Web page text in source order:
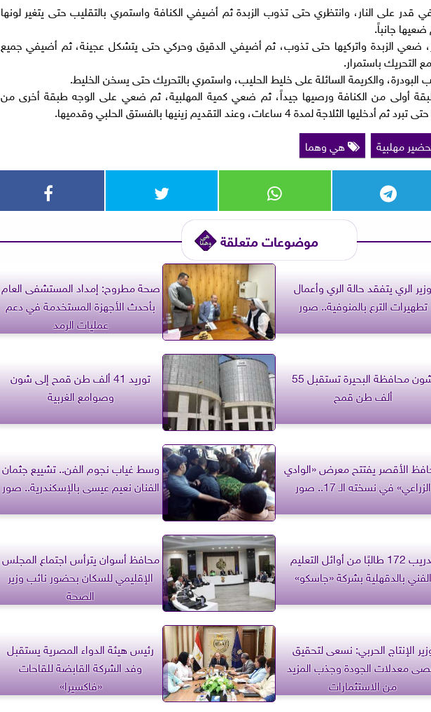
قدر على النار، وانتظري حتى تذوب الزبدة ثم أضيفي الكنافة واستمري بالتقليب حتى يتغير لونها
جانباً.
ضعي الزبدة واتركيها حتى تذوب، ثم أضيفي الدقيق وحركي حتى يتشكل عجينة، ثم أضيفي جميع
التحريك باستمرار.
البودرة، والكريمة السائلة على خليط الحليب، واستمري بالتحريك حتى يسخن الخليط.
أولى من الكنافة ورصيها جيداً، ثم ضعي كمية المهلبية، ثم ضعي على الوجه طبقة أخرى من
لمدة 4 ساعات، وعند التقديم زينيها بالفستق الحلبي وقدميها.
مهلبية هي وهما
موضوعات متعلقة
وزير الري يتفقد حالة الري وأعمال
تطهيرات الترع بالمنوفية.. صور
صحة مطروح: إمداد المستشفى العام
بأحدث الأجهزة المستخدمة في دعم
عمليات الرمد
شون محافظة البحيرة تستقبل 55
ألف طن قمح
توريد 41 ألف طن قمح إلى شون
وصوامع الغربية
الأقصر يفتتح معرض «الوادي
الزراعي» في نسخته الـ 17.. صور
وسط غياب نجوم الفن.. تشييع جثمان
الفنان نعيم عيسى بالإسكندرية.. صور
تدريب 172 طالبًا من أوائل التعليم
الفني بالدقهلية بشركة «جاسكو»
محافظ أسوان يترأس اجتماع المجلس
الإقليمي للسكان بحضور نائب وزير
الصحة
الإنتاج الحربي: نسعى لتحقيق
معدلات الجودة وجذب المزيد
من الاستثمارات
رئيس هيئة الدواء المصرية يستقبل
وفد الشركة القابضة للقاحات
«فاكسيرا»